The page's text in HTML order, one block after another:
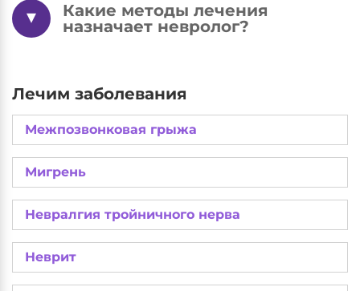
Какие методы лечения
назначает невролог?
Лечим заболевания
Межпозвонковая грыжа
Мигрень
Невралгия тройничного нерва
Неврит